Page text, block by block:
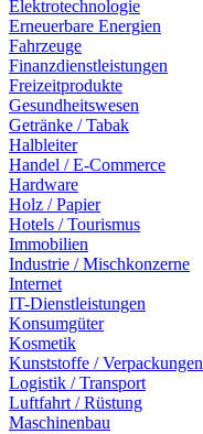
Elektrotechnologie
Erneuerbare Energien
Fahrzeuge
Finanzdienstleistungen
Freizeitprodukte
Gesundheitswesen
Getränke / Tabak
Halbleiter
Handel / E-Commerce
Hardware
Holz / Papier
Hotels / Tourismus
Immobilien
Industrie / Mischkonzerne
Internet
IT-Dienstleistungen
Konsumgüter
Kosmetik
Kunststoffe / Verpackungen
Logistik / Transport
Luftfahrt / Rüstung
Maschinenbau